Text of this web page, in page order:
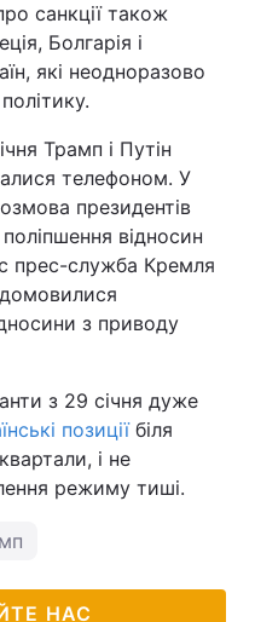
санкції також
Болгарія і
які неодноразово
Трамп і Путін
телефоном. У
президентів
відносин
прес-служба Кремля
з приводу
з 29 січня дуже
позиціїбіля
і не
режиму тиші.
НАС